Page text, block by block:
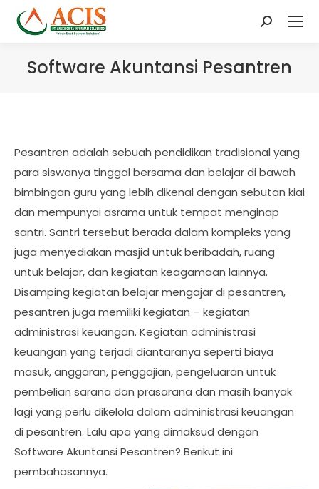
Search:
Software Akuntansi Pesantren
Pesantren adalah sebuah pendidikan tradisional yang
para siswanya tinggal bersama dan belajar di bawah
bimbingan guru yang lebih dikenal dengan sebutan kiai
dan mempunyai asrama untuk tempat menginap
santri. Santri tersebut berada dalam kompleks yang
juga menyediakan masjid untuk beribadah, ruang
untuk belajar, dan kegiatan keagamaan lainnya.
Disamping kegiatan belajar mengajar di pesantren,
pesantren juga memiliki kegiatan – kegiatan
administrasi keuangan. Kegiatan administrasi
keuangan yang terjadi diantaranya seperti biaya
masuk, anggaran, penggajian, pengeluaran untuk
pembelian sarana dan prasarana dan masih banyak
lagi yang perlu dikelola dalam administrasi keuangan
di pesantren. Lalu apa yang dimaksud dengan
Software Akuntansi Pesantren? Berikut ini
pembahasannya.